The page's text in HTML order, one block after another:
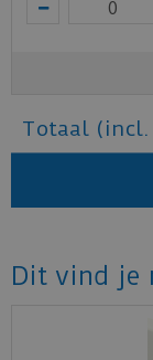
Totaal (incl.
Dit vind je